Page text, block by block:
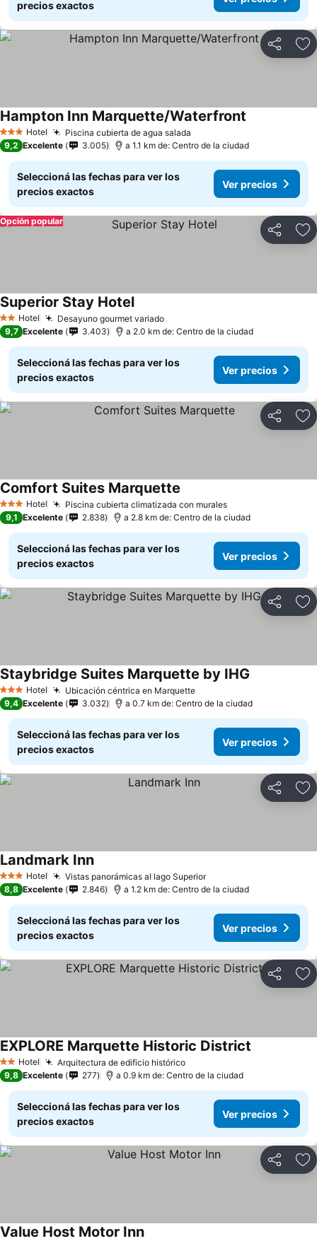
precios exactos
Compartir
3 Estrellas
Hotel Piscina cubierta de agua salada
Hampton Inn Marquette/Waterfront
9,2 Excelente 3.005 a 1.1 km de: Centro de la ciudad
Seleccioná las fechas para ver los
precios exactos
Ver precios
Compartir
Opción popular
2 Estrellas
Hotel Desayuno gourmet variado
Superior Stay Hotel
9,7 Excelente 3.403 a 2.0 km de: Centro de la ciudad
Seleccioná las fechas para ver los
precios exactos
Ver precios
Compartir
3 Estrellas
Hotel Piscina cubierta climatizada con murales
Comfort Suites Marquette
9,1 Excelente 2.838 a 2.8 km de: Centro de la ciudad
Seleccioná las fechas para ver los
precios exactos
Ver precios
Compartir
3 Estrellas
Hotel Ubicación céntrica en Marquette
Staybridge Suites Marquette by IHG
9,4 Excelente 3.032 a 0.7 km de: Centro de la ciudad
Seleccioná las fechas para ver los
precios exactos
Ver precios
Compartir
3 Estrellas
Hotel Vistas panorámicas al lago Superior
Landmark Inn
8,8 Excelente 2.846 a 1.2 km de: Centro de la ciudad
Seleccioná las fechas para ver los
precios exactos
Ver precios
Compartir
2 Estrellas
Hotel Arquitectura de edificio histórico
EXPLORE Marquette Historic District
9,8 Excelente 277 a 0.9 km de: Centro de la ciudad
Seleccioná las fechas para ver los
precios exactos
Ver precios
Compartir
Value Host Motor Inn